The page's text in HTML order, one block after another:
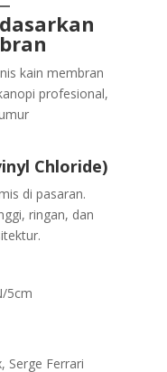
kain membran
profesional,
Chloride)
di pasaran.
ringan, dan
5cm
Serge Ferrari